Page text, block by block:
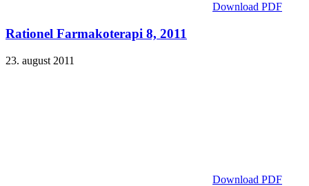
Download PDF
Rationel Farmakoterapi 8, 2011
23. august 2011
Download PDF